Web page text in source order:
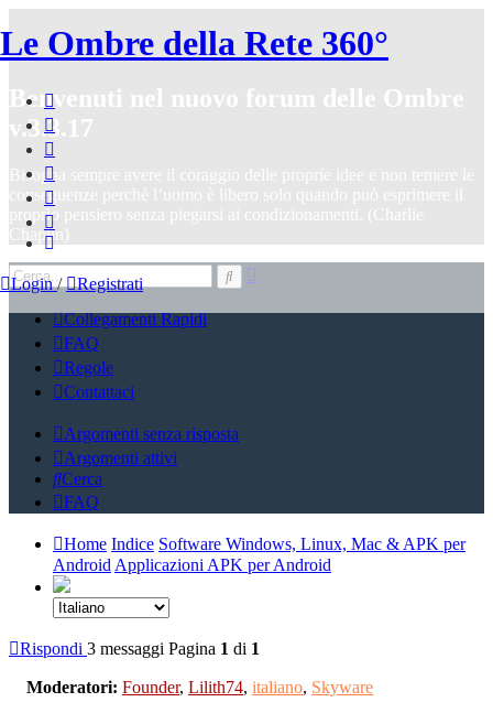
Le Ombre della Rete 360°
Login/ Registrati
Benvenuti nel nuovo forum delle Ombre
v.3.3.17
Bisogna sempre avere il coraggio delle proprie idee e non temere le
conseguenze perchè l’uomo è libero solo quando può esprimere il
proprio pensiero senza piegarsi ai condizionamenti. (Charlie
Chaplin)
Collegamenti Rapidi
FAQ
Regole
Contattaci
Argomenti senza risposta
Argomenti attivi
Cerca
FAQ
Home Indice Software Windows, Linux, Mac & APK per
Android Applicazioni APK per Android
Rispondi 3 messaggi Pagina 1 di 1
Moderatori: Founder, Lilith74, italiano, Skyware